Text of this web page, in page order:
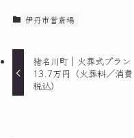
伊丹市営斎場
猪名川町｜火葬式プラン
13.7万円（火葬料／消費
税込）